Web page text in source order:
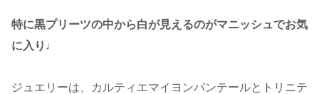
特に黒プリーツの中から白が見えるのがマニッシュでお気
に入り♩
ジュエリーは、カルティエマイヨンパンテールとトリニテ